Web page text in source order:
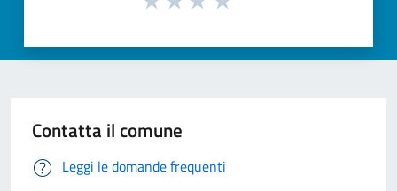
Contatta il comune
Leggi le domande frequenti